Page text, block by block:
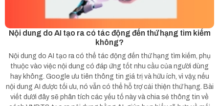
Nội dung do AI tạo ra có tác động đến thứ hạng tìm kiếm
không?
Nội dung do AI tạo ra có thể tác động đến thứ hạng tìm kiếm, phụ
thuộc vào việc nội dung có đáp ứng tốt nhu cầu của người dùng
hay không. Google ưu tiên thông tin giá trị và hữu ích, vì vậy, nếu
nội dung AI được tối ưu, nó vẫn có thể hỗ trợ cải thiện thứ hạng. Bài
viết dưới đây sẽ phân tích các yếu tố này và chia sẻ thông tin về